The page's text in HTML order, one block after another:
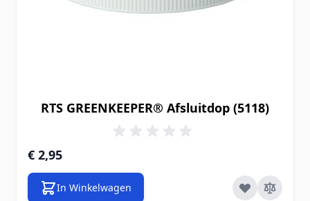
RTS GREENKEEPER® Afsluitdop (5118)
€ 2,95
In Winkelwagen